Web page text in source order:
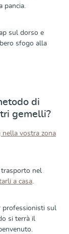
pancia.
sul dorso e
sfogo alla
di
gemelli?
nella vostra zona
trasporto nel
a casa.
professionisti sul
si terrà il